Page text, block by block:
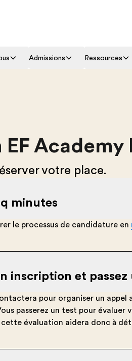
Admissions Ressources
Academy
votre place.
minutes
le processus de candidature en
inscription et
pour organiser un appel
passerez un test pour évaluer
cette évaluation aidera donc à